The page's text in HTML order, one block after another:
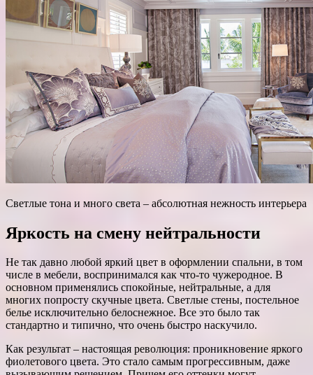
Светлые тона и много света – абсолютная нежность интерьера
Яркость на смену нейтральности
Не так давно любой яркий цвет в оформлении спальни, в том
числе в мебели, воспринимался как что-то чужеродное. В
основном применялись спокойные, нейтральные, а для
многих попросту скучные цвета. Светлые стены, постельное
белье исключительно белоснежное. Все это было так
стандартно и типично, что очень быстро наскучило.
Как результат – настоящая революция: проникновение яркого
фиолетового цвета. Это стало самым прогрессивным, даже